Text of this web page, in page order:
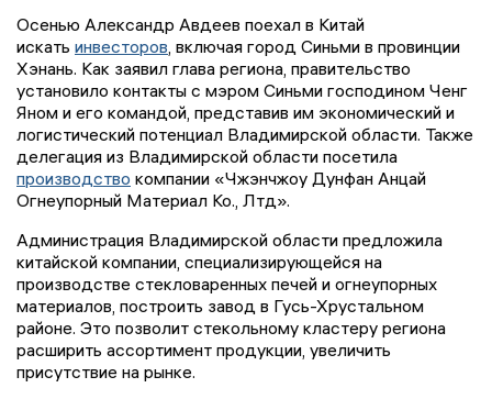
Осенью Александр Авдеев поехал в Китай
искать инвесторов, включая город Синьми в провинции
Хэнань. Как заявил глава региона, правительство
установило контакты с мэром Синьми господином Ченг
Яном и его командой, представив им экономический и
логистический потенциал Владимирской области. Также
делегация из Владимирской области посетила
производство компании «Чжэнчжоу Дунфан Анцай
Огнеупорный Материал Ко., Лтд».
Администрация Владимирской области предложила
китайской компании, специализирующейся на
производстве стекловаренных печей и огнеупорных
материалов, построить завод в Гусь-Хрустальном
районе. Это позволит стекольному кластеру региона
расширить ассортимент продукции, увеличить
присутствие на рынке.